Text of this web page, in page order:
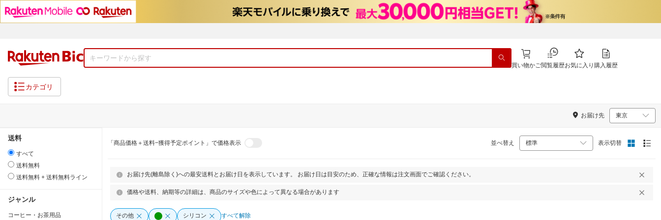
買い物かご閲覧履歴お気に入り 購入履歴
カテゴリ
お届け先
送料
すべて
送料無料
送料無料 + 送料無料ライン
ジャンル
コーヒー・お茶用品
「商品価格＋送料−獲得予定ポイント」で価格表示 並べ替え 表示切替
お届け先(離島除く)への最安送料とお届け日を表示しています。 お届け日は目安のため、正確な情報は注文画面でご確認ください。
価格や送料、納期等の詳細は、商品のサイズや色によって異なる場合があります
その他 シリコン すべて解除